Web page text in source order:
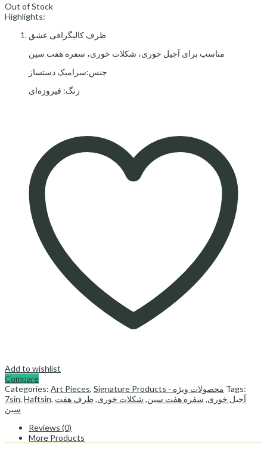
Out of Stock
Highlights:
ظرف کالیگرافی عشق
مناسب برای آجیل خوری، شکلات خوری، سفره هفت سین
جنس:سرامیک دستساز
رنگ: فیروزه‌ای
Add to wishlist
Compare
Categories: Art Pieces, Signature Products - محصولات ویژه Tags:
7sin, Haftsin, آجیل خوری, سفره هفت سین, شکلات خوری,ظرف هفت
سین
Reviews (0)
More Products